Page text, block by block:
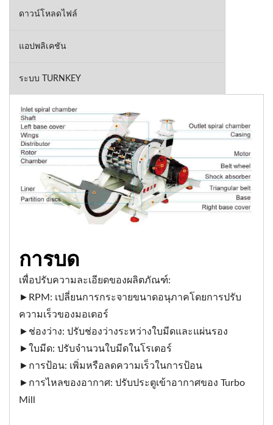
ดาวน์โหลดไฟล์
แอปพลิเคชัน
ระบบ TURNKEY
การบด
เพื่อปรับความละเอียดของผลิตภัณฑ์:
►RPM: เปลี่ยนการกระจายขนาดอนุภาคโดยการปรับ
ความเร็วของมอเตอร์
►ช่องว่าง: ปรับช่องว่างระหว่างใบมีดและแผ่นรอง
►ใบมีด: ปรับจำนวนใบมีดในโรเตอร์
►การป้อน: เพิ่มหรือลดความเร็วในการป้อน
►การไหลของอากาศ: ปรับประตูเข้าอากาศของ Turbo
Mill